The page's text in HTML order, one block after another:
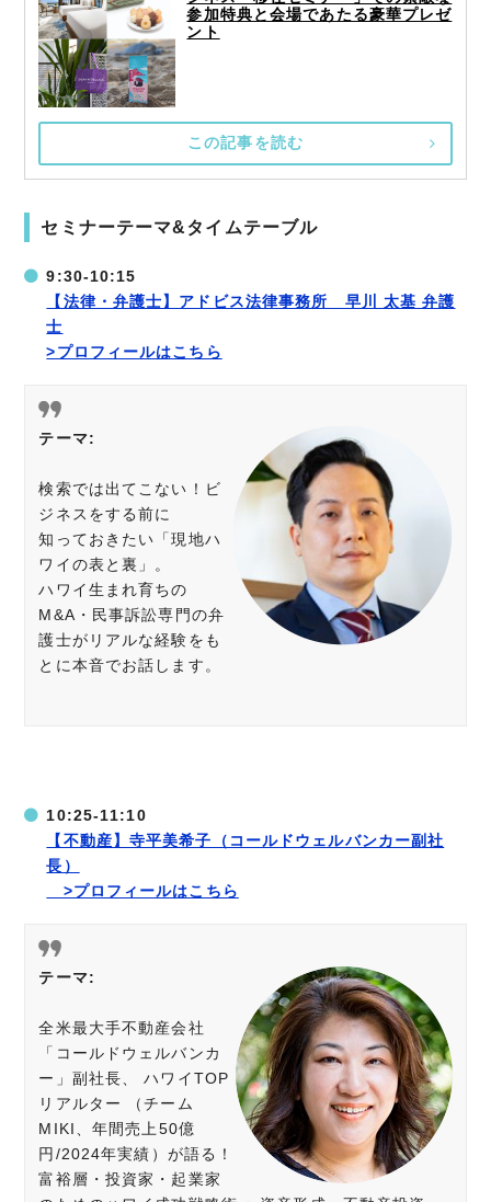
参加特典と会場であたる豪華プレゼ
ント
この記事を読む
セミナーテーマ&タイムテーブル
9:30-10:15
【法律・弁護士】アドビス法律事務所 早川 太基 弁護
士
>プロフィールはこちら
テーマ:
検索では出てこない！ビ
ジネスをする前に
知っておきたい「現地ハ
ワイの表と裏」。
ハワイ生まれ育ちの
M&A・民事訴訟専門の弁
護士がリアルな経験をも
とに本音でお話します。
10:25-11:10
【不動産】寺平美希子（コールドウェルバンカー副社
長）
>プロフィールはこちら
テーマ:
全米最大手不動産会社
「コールドウェルバンカ
ー」副社長、 ハワイTOP
リアルター （チーム
MIKI、年間売上50億
円/2024年実績）が語る！
富裕層・投資家・起業家